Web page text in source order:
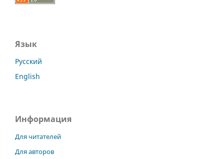
Язык
Русский
English
Информация
Для читателей
Для авторов